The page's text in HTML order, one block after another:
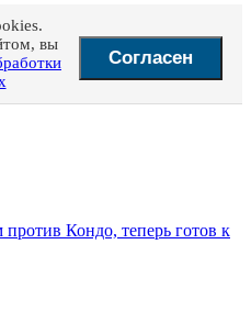
вы
Согласен
Кондо, теперь готов к